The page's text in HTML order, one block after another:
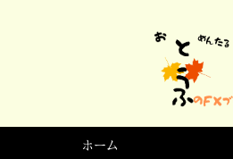
ホーム